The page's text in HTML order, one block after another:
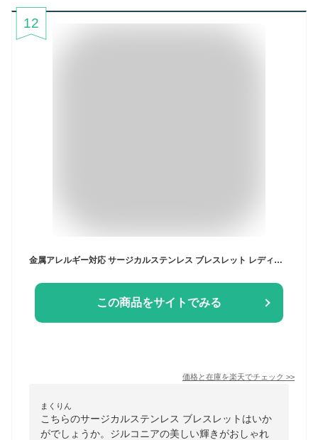
12
金属アレルギー対応 サージカルステンレス ブレスレット レディース 医療用 ステンレス ジルコニア 2連 ブレスレット シンプル つけっぱなし 大人 かわいい アクセサリー 安心 316L ステンレス ニッケルフリー 一粒 キュービックジルコニア
この商品をサイトでみる
価格と在庫を楽天でチェック >>
まくりん
こちらのサージカルステンレス ブレスレットはいか
がでしょうか。ジルコニアの美しい輝きがおしゃれ